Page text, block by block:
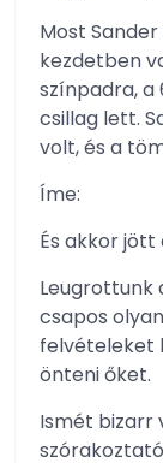
Most
kezdetben
színpadra, a
csillag lett.
volt, és a
Íme:
És akkor jött
Leugrottunk
csapos
felvételeket
önteni őket.
Ismét bizarr